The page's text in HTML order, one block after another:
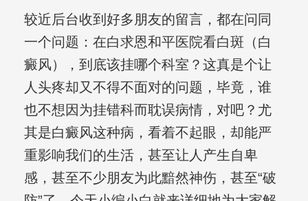
验。
较近后台收到好多朋友的留言，都在问同
一个问题：在白求恩和平医院看白斑（白
癜风），到底该挂哪个科室？这真是个让
人头疼却又不得不面对的问题，毕竟，谁
也不想因为挂错科而耽误病情，对吧？尤
其是白癜风这种病，看着不起眼，却能严
重影响我们的生活，甚至让人产生自卑
感，甚至不少朋友为此黯然神伤，甚至“破